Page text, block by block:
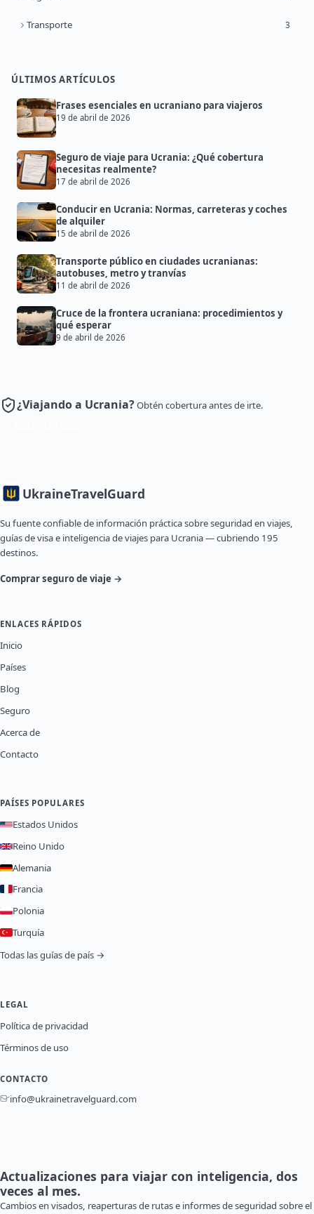
Transporte 3
ÚLTIMOS ARTÍCULOS
Frases esenciales en ucraniano para viajeros
19 de abril de 2026
Seguro de viaje para Ucrania: ¿Qué cobertura
necesitas realmente?
17 de abril de 2026
Conducir en Ucrania: Normas, carreteras y coches
de alquiler
15 de abril de 2026
Transporte público en ciudades ucranianas:
autobuses, metro y tranvías
11 de abril de 2026
Cruce de la frontera ucraniana: procedimientos y
qué esperar
9 de abril de 2026
¿Viajando a Ucrania?Obtén cobertura antes de irte.
UkraineTravelGuard
Su fuente confiable de información práctica sobre seguridad en viajes,
guías de visa e inteligencia de viajes para Ucrania — cubriendo 195
destinos.
Comprar seguro de viaje →
ENLACES RÁPIDOS
Inicio
Países
Blog
Seguro
Acerca de
Contacto
PAÍSES POPULARES
Estados Unidos
Reino Unido
Alemania
Francia
Polonia
Turquía
Todas las guías de país →
LEGAL
Política de privacidad
Términos de uso
CONTACTO
info@ukrainetravelguard.com
Actualizaciones para viajar con inteligencia, dos
veces al mes.
Cambios en visados, reaperturas de rutas e informes de seguridad sobre el